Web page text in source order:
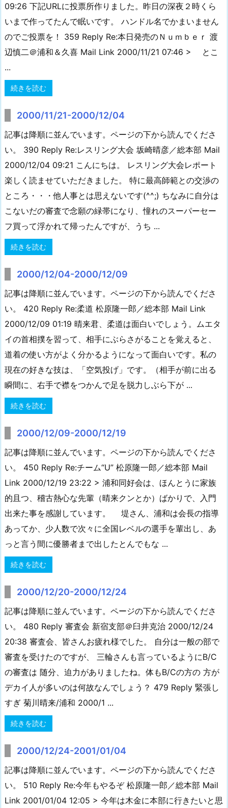
09:26 下記URLに投票所作りました。昨日の深夜２時くら
いまで作ってたんで眠いです。 ハンドル名でかまいません
のでご投票を！ 359 Reply Re:本日発売のＮｕｍｂｅｒ 渡
辺慎二＠浦和＆久喜 Mail Link 2000/11/21 07:46 > とこ
...
続きを読む
2000/11/21-2000/12/04
記事は降順に並んでいます。ページの下から読んでくださ
い。 390 Reply Re:レスリング大会 坂崎晴彦／総本部 Mail
2000/12/04 09:21 こんにちは。 レスリング大会レポート
楽しく読ませていただきました。 特に最高師範との交渉の
ところ・・・他人事とは思えないです(^^;) ちなみに自分は
こないだの審査で念願の緑帯になり、憧れのスーパーセー
フ買って浮かれて帰ったんですが、うち ...
続きを読む
2000/12/04-2000/12/09
記事は降順に並んでいます。ページの下から読んでくださ
い。 420 Reply Re:柔道 松原隆一郎／総本部 Mail Link
2000/12/09 01:19 晴来君、柔道は面白いでしょう。ムエタ
イの首相撲を習って、相手にぶらさがることを覚えると、
道着の使い方がよく分かるようになって面白いです。私の
現在の好きな技は、「空気投げ」です。（相手が前に出る
瞬間に、右手で襟をつかんで足を脱力しぶら下が ...
続きを読む
2000/12/09-2000/12/19
記事は降順に並んでいます。ページの下から読んでくださ
い。 450 Reply Re:チーム“U” 松原隆一郎／総本部 Mail
Link 2000/12/19 23:22 > 浦和同好会は、ほんとうに家族
的且つ、稽古熱心な先輩（晴来クンとか）ばかりで、入門
出来た事を感謝しています。 堤さん、浦和は会長の指導
あってか、少人数で次々に全国レベルの選手を輩出し、あ
っと言う間に優勝者まで出したとんでもな ...
続きを読む
2000/12/20-2000/12/24
記事は降順に並んでいます。ページの下から読んでくださ
い。 480 Reply 審査会 新宿支部＠臼井克治 2000/12/24
20:38 審査会、皆さんお疲れ様でした。 自分は一般の部で
審査を受けたのですが、 三輪さんも言っているようにB/C
の審査は 随分、迫力がありましたね。体もB/Cの方の 方が
デカイ人が多いのは何故なんでしょう？ 479 Reply 緊張し
すぎ 菊川晴来/浦和 2000/1 ...
続きを読む
2000/12/24-2001/01/04
記事は降順に並んでいます。ページの下から読んでくださ
い。 510 Reply Re:今年もやるぞ 松原隆一郎／総本部 Mail
Link 2001/01/04 12:05 > 今年は木金に本部に行きたいと思